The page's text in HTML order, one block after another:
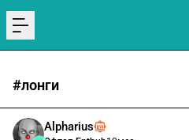
menu
#лонги
Alpharius